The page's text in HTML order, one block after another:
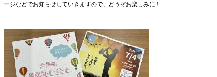
ージなどでお知らせしていきますので、どうぞお楽しみに！